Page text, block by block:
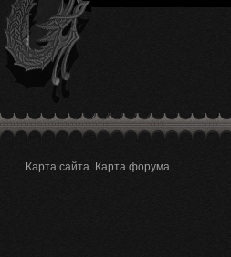
Карта сайта Карта форума .